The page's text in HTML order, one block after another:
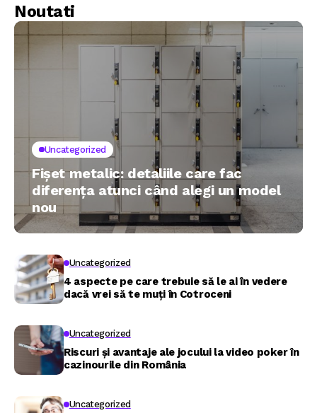
Noutati
Uncategorized
Fișet metalic: detaliile care fac
diferența atunci când alegi un model
nou
Uncategorized
4 aspecte pe care trebuie să le ai în vedere
dacă vrei să te muți în Cotroceni
Uncategorized
Riscuri și avantaje ale jocului la video poker în
cazinourile din România
Uncategorized